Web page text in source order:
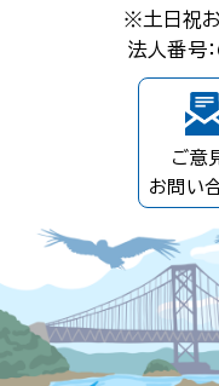
※土日祝
法人番
ご意
お問い